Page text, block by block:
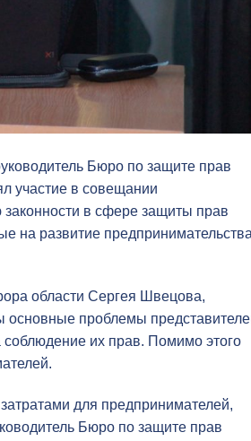
Бюро по защите прав
участие в совещании
в сфере защиты прав
на развитие предпринимательства
области Сергея Швецова,
основные проблемы
соблюдение их прав. Помимо этого
для предпринимателей,
Бюро по защите прав